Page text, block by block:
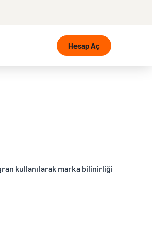
Hesap Aç
kullanılarak marka bilinirliği